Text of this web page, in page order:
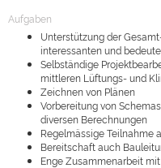
Aufgaben
Unterstützung der
interessanten und
Selbständige
mittleren Lüftungs- und
Zeichnen von Plänen
Vorbereitung von
diversen Berechnungen
Regelmässige Teilnahme
Bereitschaft auch
Enge Zusammenarbeit